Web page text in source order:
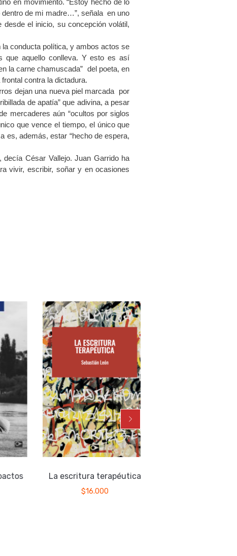
de mi madre…”, señala en uno
el inicio, su concepción volátil,
conducta política, y ambos actos se
que aquello conlleva. Y esto es así
la carne chamuscada” del poeta, en
contra la dictadura.
dejan una nueva piel marcada por
de apatía” que adivina, a pesar
mercaderes aún “ocultos por siglos
que vence el tiempo, el único que
es, además, estar “hecho de espera,
decía César Vallejo. Juan Garrido ha
vivir, escribir, soñar y en ocasiones
La escritura terapéutica
16.000